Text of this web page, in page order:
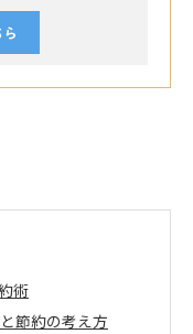
術
節約の考え方